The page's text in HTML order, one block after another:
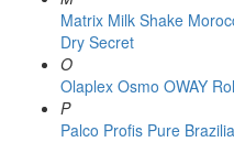
Matrix Milk Shake
Dry Secret
O
Olaplex Osmo OWAY
P
Palco Profis Pure